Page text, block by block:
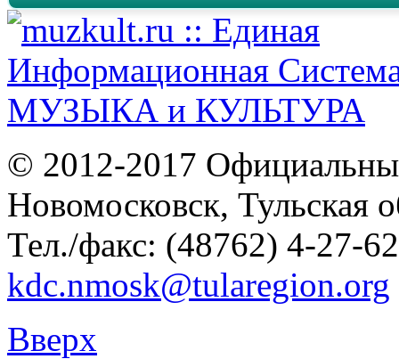
© 2012-2017
Новомосковск, Тульская
Тел./факс: (48762) 4-27-
kdc.nmosk@tularegion.org
Вверх